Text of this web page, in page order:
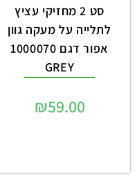
סט 2 מחזיקי עציץ
לתלייה על מעקה גוון
אפור דגם 1000070
GREY
₪59.00